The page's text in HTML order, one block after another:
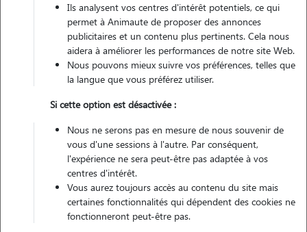
L'envoi d'une demande est sans engagement
Ils analysent vos centres d'intérêt potentiels, ce qui
permet à Animaute de proposer des annonces
publicitaires et un contenu plus pertinents. Cela nous
aidera à améliorer les performances de notre site Web.
Nous pouvons mieux suivre vos préférences, telles que
la langue que vous préférez utiliser.
Si cette option est désactivée :
Nous ne serons pas en mesure de nous souvenir de
vous d'une sessions à l'autre. Par conséquent,
l'expérience ne sera peut-être pas adaptée à vos
centres d'intérêt.
Vous aurez toujours accès au contenu du site mais
certaines fonctionnalités qui dépendent des cookies ne
fonctionneront peut-être pas.